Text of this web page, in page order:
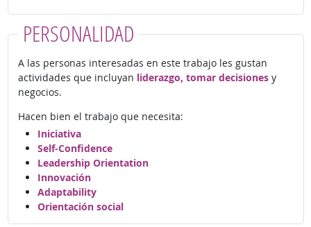
PERSONALIDAD
A las personas interesadas en este trabajo les gustan
actividades que incluyan liderazgo, tomar decisionesy
negocios.
Hacen bien el trabajo que necesita:
Iniciativa
Self-Confidence
Leadership Orientation
Innovación
Adaptability
Orientación social